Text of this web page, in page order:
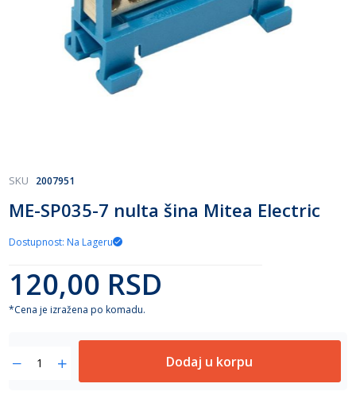
Skip
the
of
images
gallery
ME-SP035-7 nulta šina Mitea Electric
SKU 2007951
Dostupnost: Na Lageru
120,00 RSD
*Cena je izražena po komadu.
Dodaj u korpu